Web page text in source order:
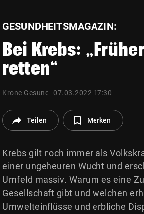
GESUNDHEITSMAGAZIN:
Bei Krebs:
retten“
Krone Gesund 07.03.2022 17:30
Teilen Merken
Krebs gilt noch immer als
einer ungeheuren Wucht und
Umfeld massiv. Warum es eine
Gesellschaft gibt und welchen
Umwelteinflüsse und erbliche